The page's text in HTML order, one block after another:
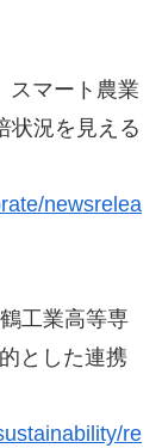
マート農業
状況を見える
newsrelea
工業高等専
とした連携
re